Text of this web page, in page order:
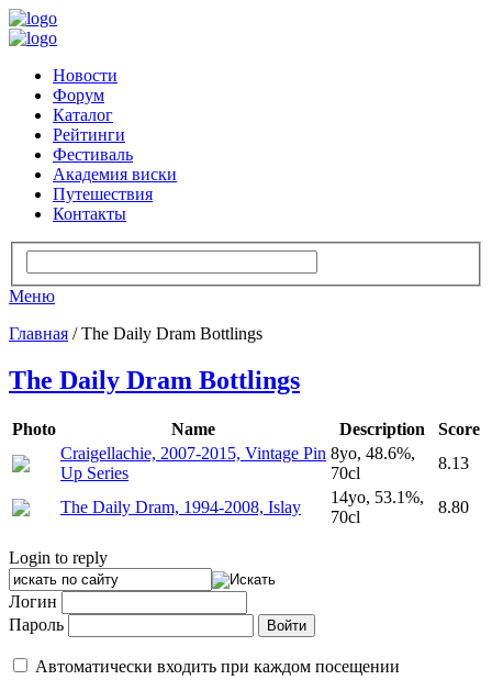
Новости
Форум
Каталог
Рейтинги
Фестиваль
Академия виски
Путешествия
Контакты
Меню
Главная / The Daily Dram Bottlings
The Daily Dram Bottlings
Photo Name Description
Score
Craigellachie, 2007-2015, Vintage Pin
Up Series
8yo, 48.6%,
70cl
8.13
The Daily Dram, 1994-2008, Islay
14yo, 53.1%,
70cl
8.80
Login to reply
Логин
Пароль
Автоматически входить при каждом посещении